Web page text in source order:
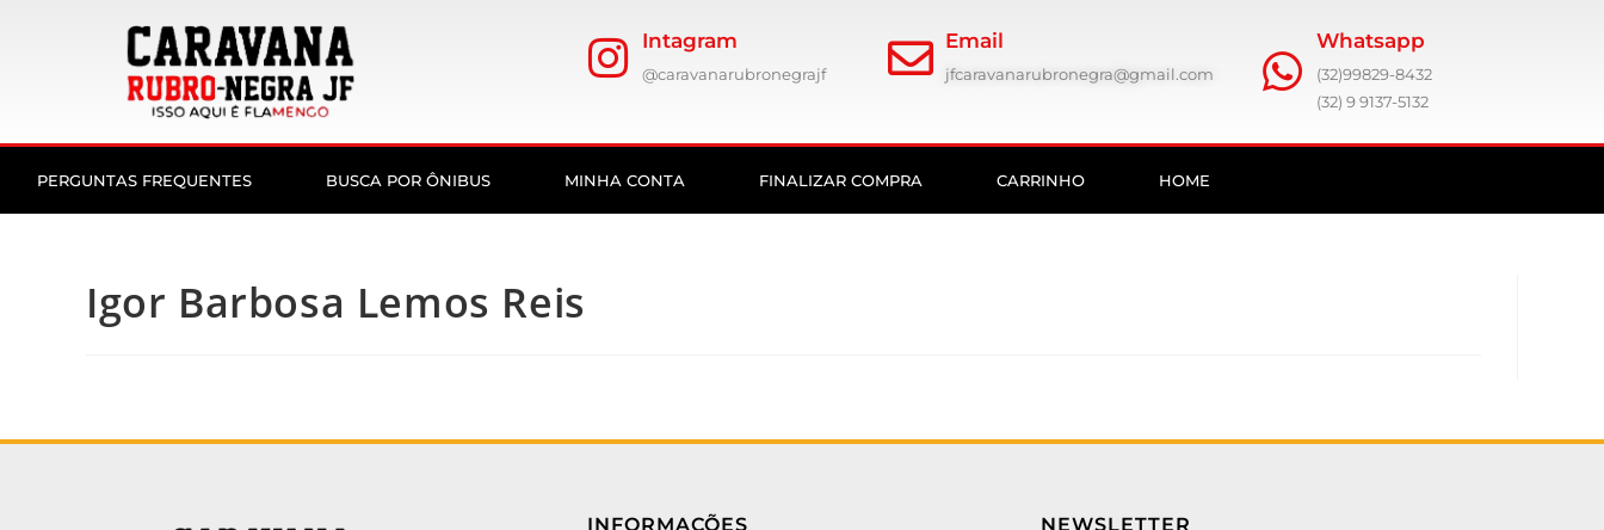
Intagram
@caravanarubronegrajf
Email
jfcaravanarubronegra@gmail.com
Whatsapp
(32)99829-8432
(32) 9 9137-5132
PERGUNTAS FREQUENTES BUSCA POR ÔNIBUS MINHA CONTA FINALIZAR COMPRA CARRINHO HOME
Igor Barbosa Lemos Reis
INFORMAÇÕES NEWSLETTER